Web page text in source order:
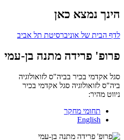
הינך נמצא כאן
לדף הבית של אוניברסיטת תל אביב
פרופ' פרידה מתנה בן-עמי
סגל אקדמי בכיר בביה"ס לזואולוגיה
ביה"ס לזואולוגיה סגל אקדמי בכיר
ניווט מהיר:
תחומי מחקר
English